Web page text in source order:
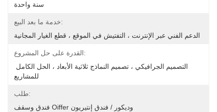
سنة واحدة
خدمة ما بعد البيع:
الدعم الفني عبر الإنترنت ، التفتيش في الموقع ، قطع الغيار المجانية
القدرة على حل المشروع:
للمشاريع
طلب:
فندق وسقف Oiffer وديكور / فندق إنتيريون